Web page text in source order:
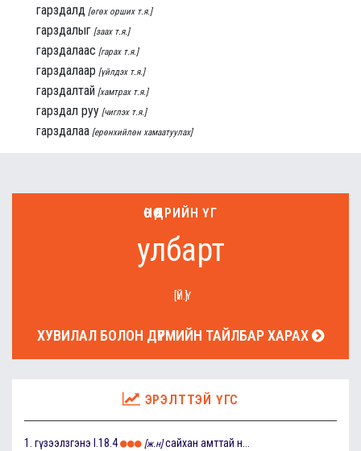
гарздалд [өгөх орших т.я.]
гарздалыг [заах т.я.]
гарздалаас [гарах т.я.]
гарздалаар [үйлдэх т.я.]
гарздалтай [хамтрах т.я.]
гарздал руу [чиглэх т.я.]
гарздалаа [ерөнхийлөн хамаатуулах]
ӨНӨӨДРИЙН ҮГ
улбарт
[ҮЙ.Ү]
ХУВИЛАЛ БОЛОН ДҮРМИЙН ТАЙЛБАР ХАРАХ
ЭРЭЛТТЭЙ ҮГС
1. гүзээлзгэнэ I.18.4 [ж.н] сайхан амттай н...